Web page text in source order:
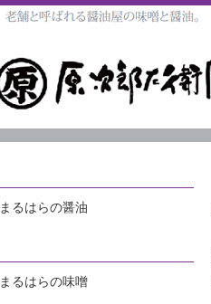
まるはらの醤油
まるはらの味噌